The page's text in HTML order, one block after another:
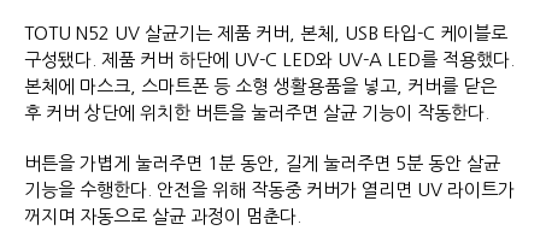
TOTU N52 UV 살균기는 제품 커버, 본체, USB 타입-C 케이블로
구성됐다. 제품 커버 하단에 UV-C LED와 UV-A LED를 적용했다.
본체에 마스크, 스마트폰 등 소형 생활용품을 넣고, 커버를 닫은
후 커버 상단에 위치한 버튼을 눌러주면 살균 기능이 작동한다.
버튼을 가볍게 눌러주면 1분 동안, 길게 눌러주면 5분 동안 살균
기능을 수행한다. 안전을 위해 작동중 커버가 열리면 UV 라이트가
꺼지며 자동으로 살균 과정이 멈춘다.